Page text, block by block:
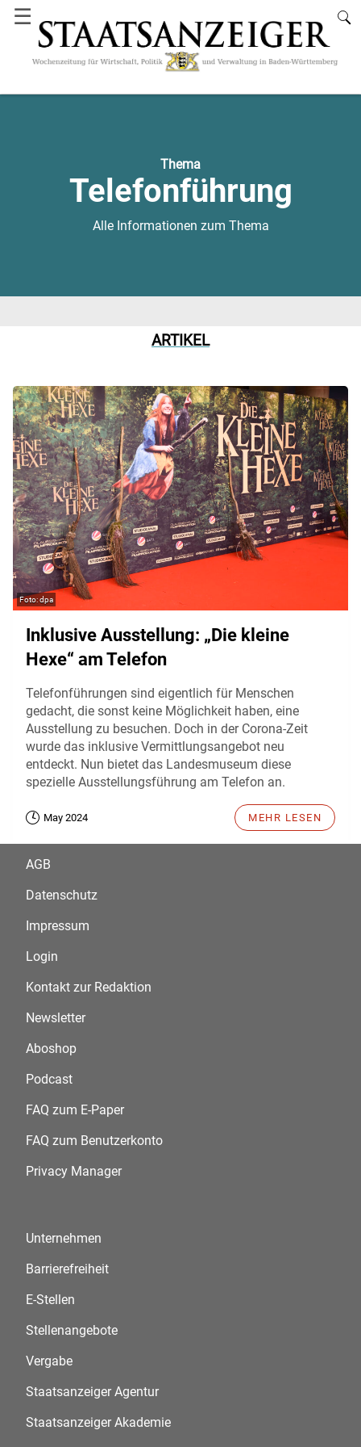
☰
Thema
Telefonführung
Alle Informationen zum Thema
ARTIKEL
dpa
Inklusive Ausstellung: „Die kleine
Hexe“ am Telefon
Telefonführungen sind eigentlich für Menschen
gedacht, die sonst keine Möglichkeit haben, eine
Ausstellung zu besuchen. Doch in der Corona-Zeit
wurde das inklusive Vermittlungsangebot neu
entdeckt. Nun bietet das Landesmuseum diese
spezielle Ausstellungsführung am Telefon an.
May 2024 MEHR LESEN
AGB
Datenschutz
Impressum
Login
Kontakt zur Redaktion
Newsletter
Aboshop
Podcast
FAQ zum E-Paper
FAQ zum Benutzerkonto
Privacy Manager
Unternehmen
Barrierefreiheit
E-Stellen
Stellenangebote
Vergabe
Staatsanzeiger Agentur
Staatsanzeiger Akademie